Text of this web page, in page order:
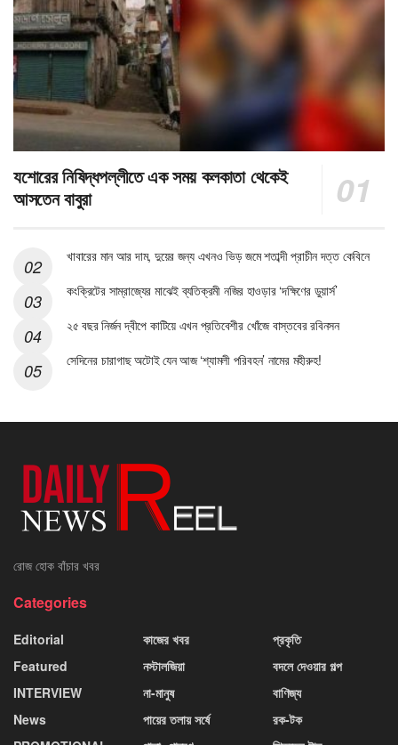
যশোরের নিষিদ্ধপল্লীতে এক সময় কলকাতা থেকেই
আসতেন বাবুরা
খাবারের মান আর দাম, দুয়ের জন্য এখনও ভিড় জমে শতাব্দী প্রাচীন দত্ত কেবিনে
কংক্রিটের সাম্রাজ্যের মাঝেই ব্যতিক্রমী নজির হাওড়ার ‘দক্ষিণের ডুয়ার্স’
২৫ বছর নির্জন দ্বীপে কাটিয়ে এখন প্রতিবেশীর খোঁজে বাস্তবের রবিনসন
সেদিনের চারাগাছ অটোই যেন আজ ‘শ্যামলী পরিবহন’ নামের মহীরুহ!
রোজ হোক বাঁচার খবর
Categories
Editorial
Featured
INTERVIEW
News
কাজের খবর
নস্টালজিয়া
না-মানুষ
পায়ের তলায় সর্ষে
প্রকৃতি
বদলে দেওয়ার গল্প
বাণিজ্য
রক-টক